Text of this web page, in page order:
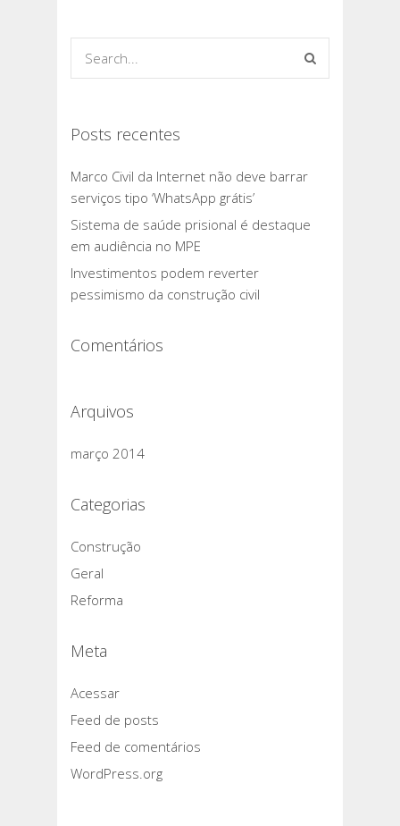
Posts recentes
Marco Civil da Internet não deve barrar
serviços tipo ‘WhatsApp grátis’
Sistema de saúde prisional é destaque
em audiência no MPE
Investimentos podem reverter
pessimismo da construção civil
Comentários
Arquivos
março 2014
Categorias
Construção
Geral
Reforma
Meta
Acessar
Feed de posts
Feed de comentários
WordPress.org